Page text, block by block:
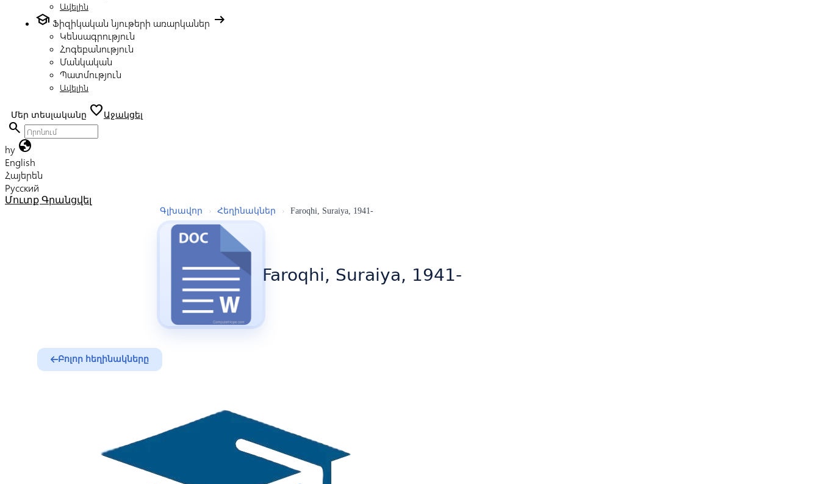
Ավելին
school Ֆիզիկական նյութերի առարկաներ arrow_right_alt
Կենսագրություն
Հոգեբանություն
Մանկական
Պատմություն
Ավելին
Մեր տեսլականը favoriteԱջակցել
search
hy globe
English
Հայերեն
Русский
Մուտք Գրանցվել
Գլխավոր › Հեղինակներ › Faroqhi, Suraiya, 1941-
Faroqhi, Suraiya, 1941-
Բոլոր հեղինակները